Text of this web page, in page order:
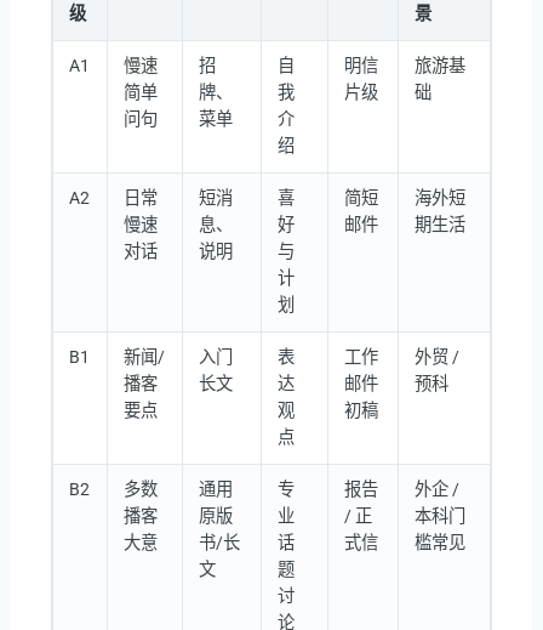
级
景
A1
慢速
简单
问句
招
牌、
菜单
自
我
介
绍
明信
片级
旅游基
础
A2
日常
慢速
对话
短消
息、
说明
喜
好
与
计
划
简短
邮件
海外短
期生活
B1
新闻/
播客
要点
入门
长文
表
达
观
点
工作
邮件
初稿
外贸 /
预科
B2
多数
播客
大意
通用
原版
书/长
文
专
业
话
题
讨
论
报告
/ 正
式信
外企 /
本科门
槛常见